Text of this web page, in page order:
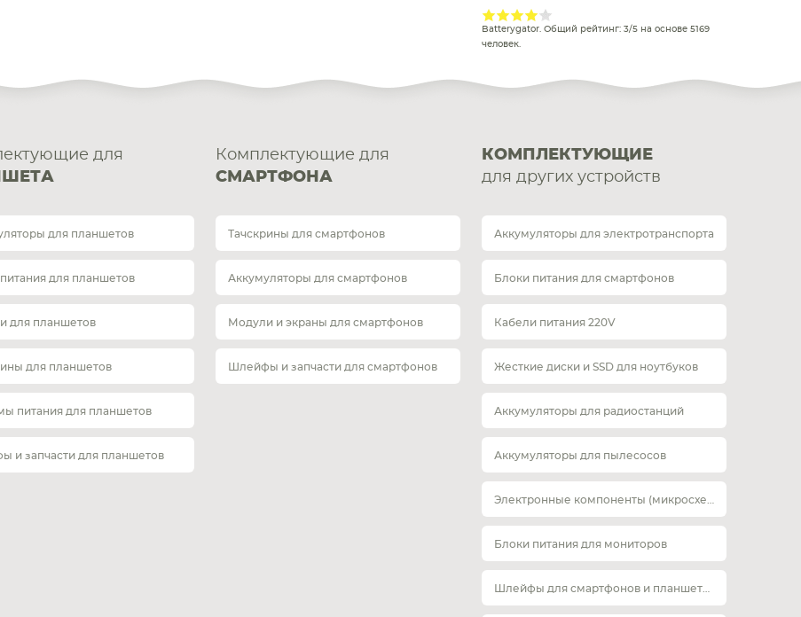
Batterygator. Общий рейтинг: 3/5 на основе 5169
человек.
для
для планшетов
для планшетов
для планшетов
для планшетов
питания для планшетов
и запчасти для планшетов
Комплектующие для
СМАРТФОНА
Тачскрины для смартфонов
Аккумуляторы для смартфонов
Модули и экраны для смартфонов
Шлейфы и запчасти для смартфонов
КОМПЛЕКТУЮЩИЕ
для других устройств
Аккумуляторы для электротранспорта
Блоки питания для смартфонов
Кабели питания 220V
Жесткие диски и SSD для ноутбуков
Аккумуляторы для радиостанций
Аккумуляторы для пылесосов
Блоки питания для мониторов